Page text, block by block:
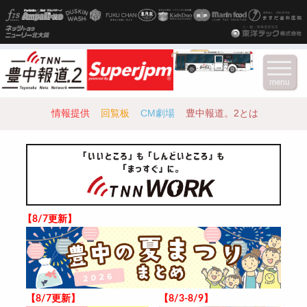
情報提供 回覧板 CM劇場 豊中報道。2とは
【8/7更新】
【8/7更新】 【8/3-8/9】
menu